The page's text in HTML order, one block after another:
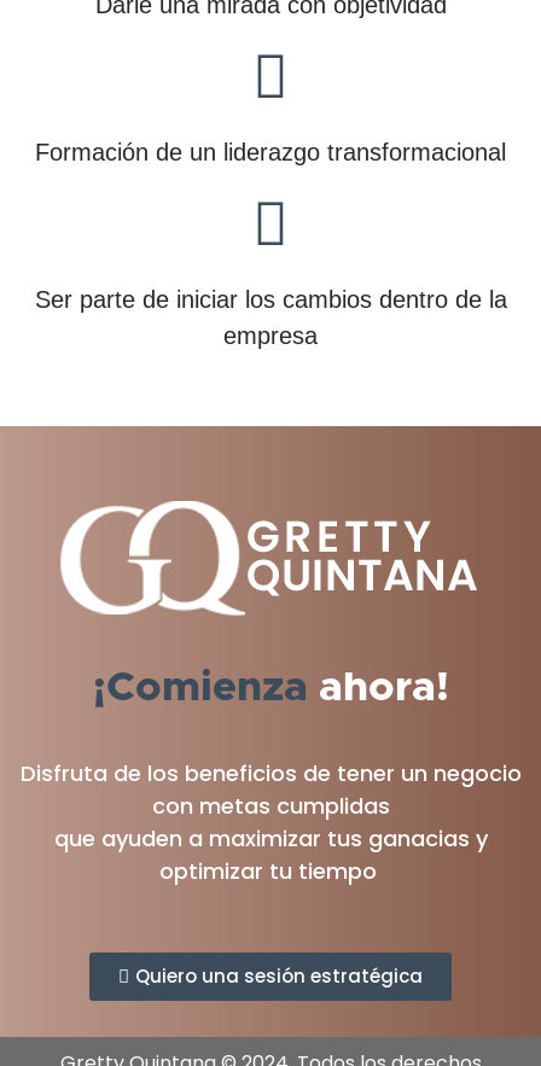
Formación de un liderazgo transformacional
Ser parte de iniciar los cambios dentro de la
empresa
¡Comienza ahora!
Disfruta de los beneficios de tener un negocio
con metas cumplidas
que ayuden a maximizar tus ganacias y
optimizar tu tiempo
Quiero una sesión estratégica